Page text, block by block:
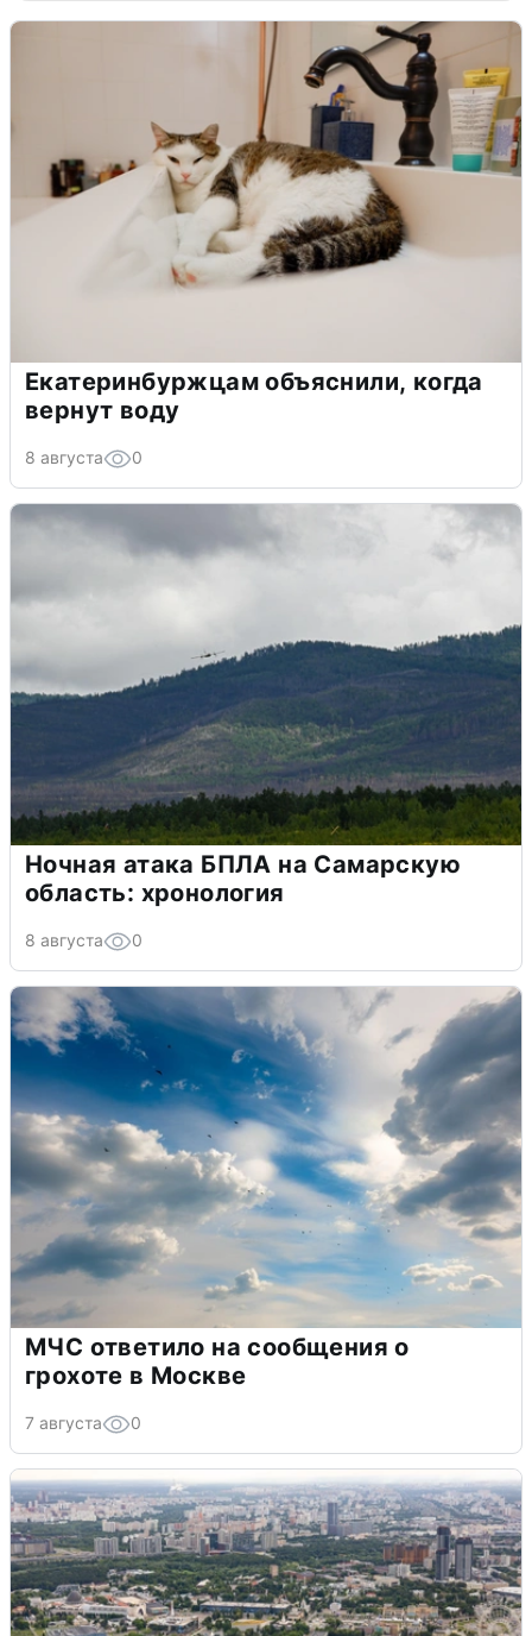
Екатеринбуржцам объяснили, когда
вернут воду
8 августа 0
Ночная атака БПЛА на Самарскую
область: хронология
8 августа 0
МЧС ответило на сообщения о
грохоте в Москве
7 августа 0